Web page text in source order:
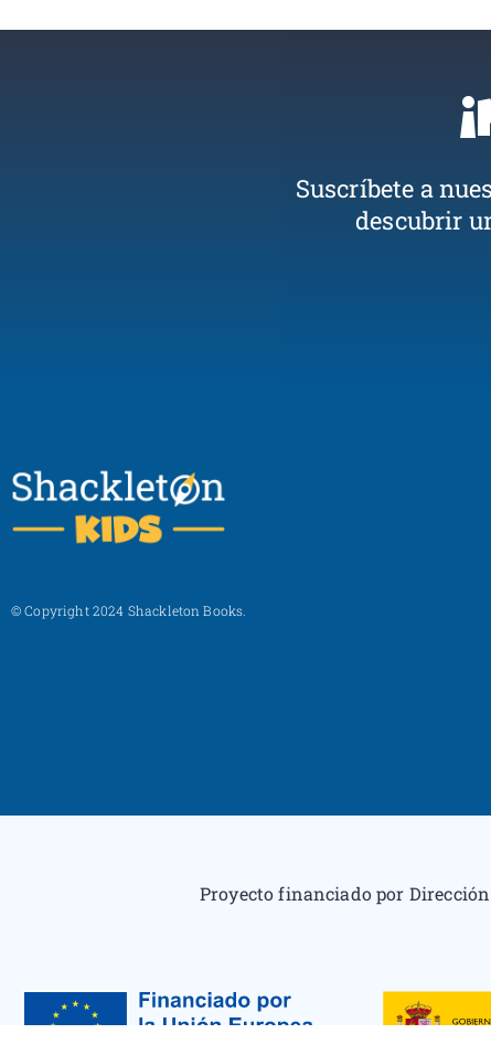
Suscríbete a
descubrir
© Copyright 2024 Shackleton Books.
Proyecto financiado por